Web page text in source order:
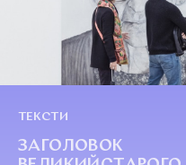
ТЕКСТИ
ЗАГОЛОВОК